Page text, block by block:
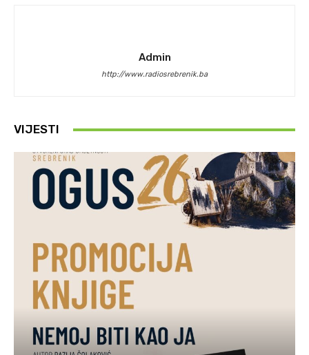
Admin
http://www.radiosrebrenik.ba
VIJESTI